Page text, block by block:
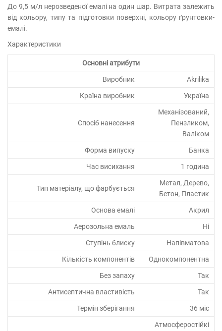
До 9,5 м/л нерозведеної емалі на один шар. Витрата залежить
від кольору, типу та підготовки поверхні, кольору ґрунтовки-
емалі.
Характеристики
Основні атрибути
Виробник Akrilika
Країна виробник Україна
Спосіб нанесення
Механізований,
Пензликом,
Валіком
Форма випуску Банка
Час висихання 1 година
Тип матеріалу, що фарбується
Метал, Дерево,
Бетон, Пластик
Основа емалі Акрил
Аерозольна емаль Ні
Ступінь блиску Напівматова
Кількість компонентів Однокомпонентна
Без запаху Так
Антисептична властивість Так
Термін зберігання 36 міс
Атмосферостійкі